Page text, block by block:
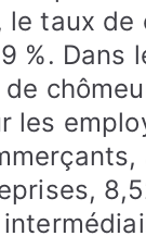
le taux de
%. Dans
de
les